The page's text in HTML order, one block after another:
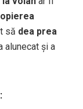
să dea prea
alunecat și a